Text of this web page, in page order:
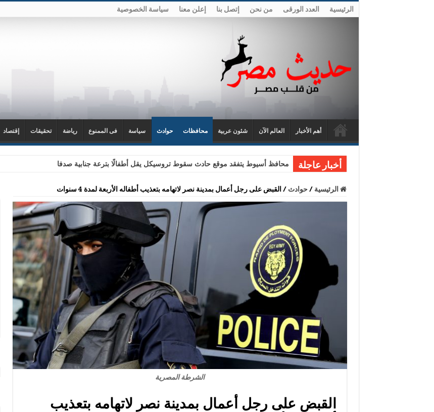
الرئيسية العدد الورقى من نحن إتصل بنا إعلن معنا سياسة الخصوصية
أهم الأخبار العالم الآن شئون عربية محافظات حوادث سياسة فى الممنوع رياضة تحقيقات إقتصاد
أخبار عاجلة محافظ أسيوط يتفقد موقع حادث سقوط تروسيكل يقل أطفالًا بترعة جنابية صدفا
الرئيسية /حوادث /القبض على رجل أعمال بمدينة نصر لاتهامه بتعذيب أطفاله الأربعة لمدة 4 سنوات
الشرطة المصرية
القبض على رجل أعمال بمدينة نصر لاتهامه بتعذيب